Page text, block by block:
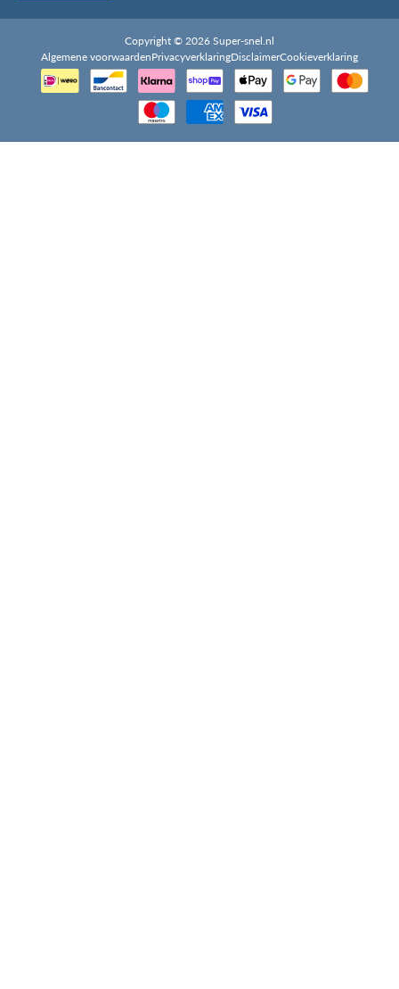
Copyright © 2026 Super-snel.nl
Algemene voorwaardenPrivacyverklaringDisclaimerCookieverklaring